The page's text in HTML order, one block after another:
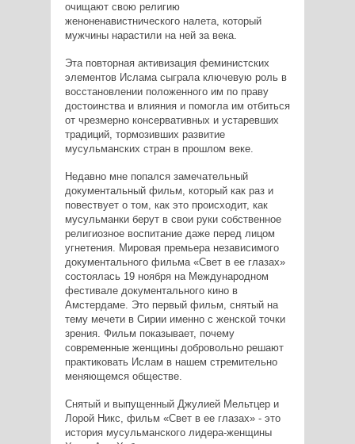
очищают свою религию
женоненавистнического налета, который
мужчины нарастили на ней за века.
Эта повторная активизация феминистских
элементов Ислама сыграла ключевую роль в
восстановлении положенного им по праву
достоинства и влияния и помогла им отбиться
от чрезмерно консервативных и устаревших
традиций, тормозивших развитие
мусульманских стран в прошлом веке.
Недавно мне попался замечательный
документальный фильм, который как раз и
повествует о том, как это происходит, как
мусульманки берут в свои руки собственное
религиозное воспитание даже перед лицом
угнетения. Мировая премьера независимого
документального фильма «Свет в ее глазах»
состоялась 19 ноября на Международном
фестивале документального кино в
Амстердаме. Это первый фильм, снятый на
тему мечети в Сирии именно с женской точки
зрения. Фильм показывает, почему
современные женщины добровольно решают
практиковать Ислам в нашем стремительно
меняющемся обществе.
Снятый и выпущенный Джулией Мельтцер и
Лорой Никс, фильм «Свет в ее глазах» - это
история мусульманского лидера-женщины